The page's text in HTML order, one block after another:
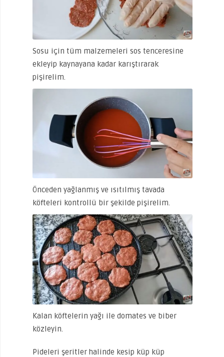
Sosu için tüm malzemeleri sos tenceresine
ekleyip kaynayana kadar karıştırarak
pişirelim.
Önceden yağlanmış ve ısıtılmış tavada
köfteleri kontrollü bir şekilde pişirelim.
Kalan köftelerin yağı ile domates ve biber
közleyin.
Pideleri şeritler halinde kesip küp küp